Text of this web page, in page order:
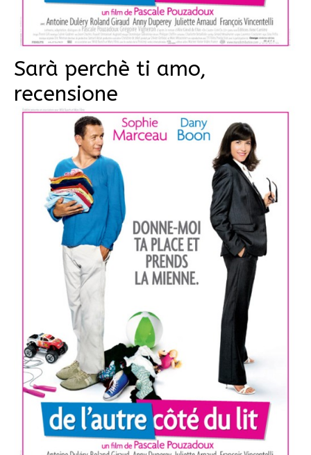
Sarà perchè ti amo,
recensione